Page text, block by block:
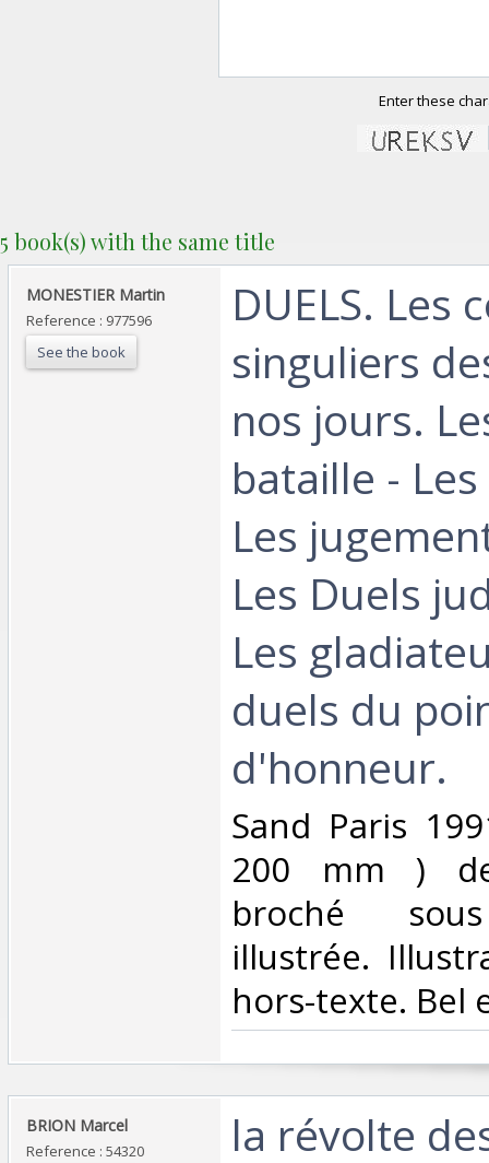
Enter these
5 book(s) with the same title
‎MONESTIER Martin‎
Reference : 977596
See the book
‎DUELS. Les
singuliers
nos jours.
bataille -
Les
Les Duels
Les
duels du
d'honneur.‎
‎Sand Paris
200 mm )
broché
illustrée.
hors-texte. Bel
‎BRION Marcel‎
Reference : 54320
‎la révolte